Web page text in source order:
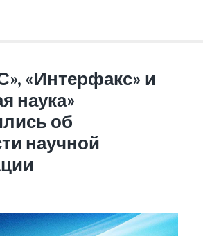
«Интерфакс» и
наука»
об
научной